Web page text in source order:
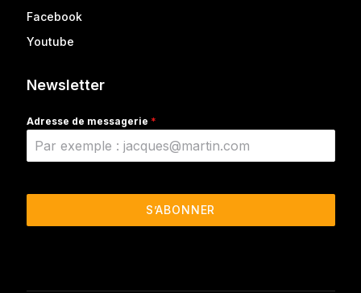
Facebook
Youtube
Newsletter
Adresse de messagerie *
S’ABONNER